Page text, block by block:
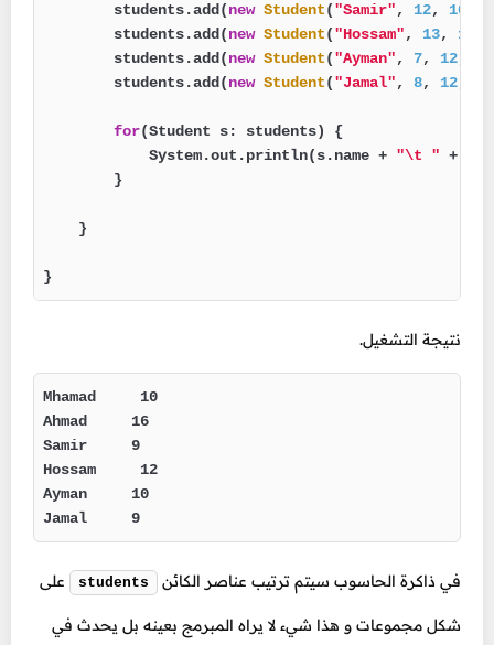
students.add(new Student("Samir", 12, 10
students.add(new Student("Hossam", 13, 15
students.add(new Student("Ayman", 7, 12
students.add(new Student("Jamal", 8, 12
for(Student s: students) {
System.out.println(s.name + "\t " +
}
}
}
نتيجة التشغيل.
Mhamad     10
Ahmad     16
Samir     9
Hossam     12
Ayman     10
Jamal     9
في ذاكرة الحاسوب سيتم ترتيب عناصر الكائن students على
شكل مجموعات و هذا شيء لا يراه المبرمج بعينه بل يحدث في